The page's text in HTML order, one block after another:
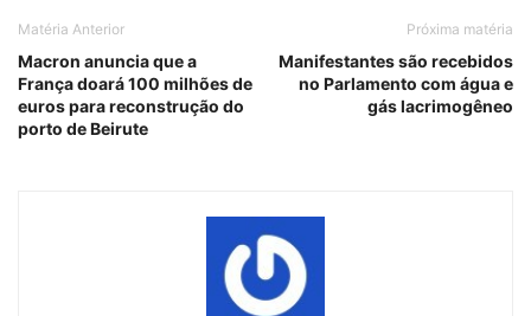
Matéria Anterior
Macron anuncia que a
França doará 100 milhões de
euros para reconstrução do
porto de Beirute
Próxima matéria
Manifestantes são recebidos
no Parlamento com água e
gás lacrimogêneo